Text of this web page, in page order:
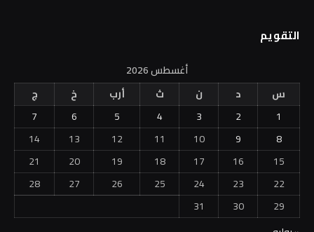
التقويم
أغسطس 2026
س
د ن ث أرب خ
ج
1
2
3
4
5
6
7
8
9
10
11
12
13
14
15
16
17
18
19
20
21
22
23
24
25
26
27
28
29
30
31